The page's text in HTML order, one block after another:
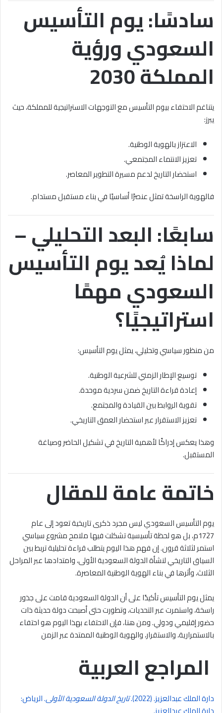
سادسًا: يوم التأسيس
السعودي ورؤية
المملكة 2030
يتناغم الاحتفاء بيوم التأسيس مع التوجهات الاستراتيجية للمملكة، حيث
يبرز:
الاعتزاز بالهوية الوطنية.
تعزيز الانتماء المجتمعي.
استحضار التاريخ لدعم مسيرة التطوير المعاصر.
فالهوية الراسخة تمثل عنصرًا أساسيًا في بناء مستقبل مستدام.
سابعًا: البعد التحليلي –
لماذا يُعد يوم التأسيس
السعودي مهمًا
استراتيجيًا؟
من منظور سياسي وتحليلي، يمثل يوم التأسيس:
توسيع الإطار الزمني للشرعية الوطنية.
إعادة قراءة التاريخ ضمن سردية موحدة.
تقوية الروابط بين القيادة والمجتمع.
تعزيز الاستقرار عبر استحضار العمق التاريخي.
وهذا يعكس إدراكًا لأهمية التاريخ في تشكيل الحاضر وصياغة
المستقبل.
خاتمة عامة للمقال
يوم التأسيس السعودي ليس مجرد ذكرى تاريخية تعود إلى عام
1727م، بل هو لحظة تأسيسية تشكلت فيها ملامح مشروع سياسي
استمر لثلاثة قرون. إن فهم هذا اليوم يتطلب قراءة تحليلية تربط بين
السياق التاريخي لنشأة الدولة السعودية الأولى، وامتدادها عبر المراحل
الثلاث، وأثرها في بناء الهوية الوطنية المعاصرة.
يمثل يوم التأسيس تأكيدًا على أن الدولة السعودية قامت على جذور
راسخة، واستمرت عبر التحديات، وتطورت حتى أصبحت دولة حديثة ذات
حضور إقليمي ودولي. ومن هنا، فإن الاحتفاء بهذا اليوم هو احتفاء
بالاستمرارية، والاستقرار، والهوية الوطنية الممتدة عبر الزمن
المراجع العربية
دارة الملك عبدالعزيز. (2022). تاريخ الدولة السعودية الأولى. الرياض: